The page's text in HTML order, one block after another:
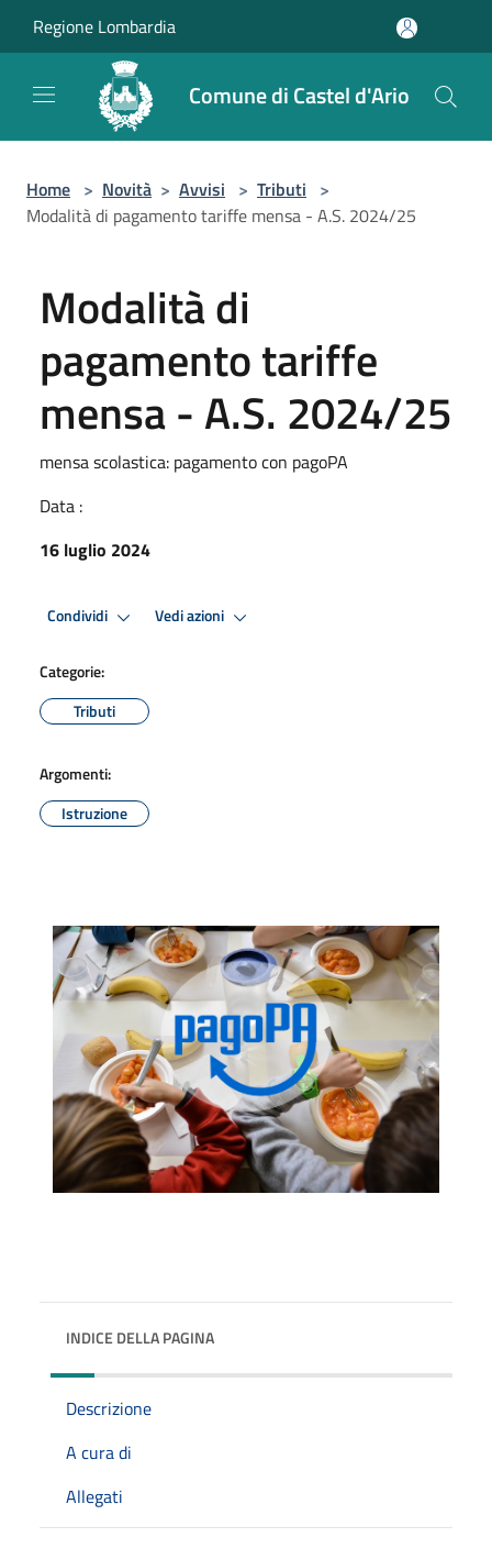
Regione Lombardia
Comune di Castel d'Ario
Home > Novità > Avvisi > Tributi >
Modalità di pagamento tariffe mensa - A.S. 2024/25
Modalità di
pagamento tariffe
mensa - A.S. 2024/25
mensa scolastica: pagamento con pagoPA
Data :
16 luglio 2024
Condividi Vedi azioni
Categorie:
Tributi
Argomenti:
Istruzione
INDICE DELLA PAGINA
Descrizione
A cura di
Allegati